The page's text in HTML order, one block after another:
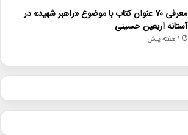
معرفی ۷۰ عنوان کتاب با موضوع «راهبر شهید» در
آستانه اربعین حسینی
1 هفته پیش